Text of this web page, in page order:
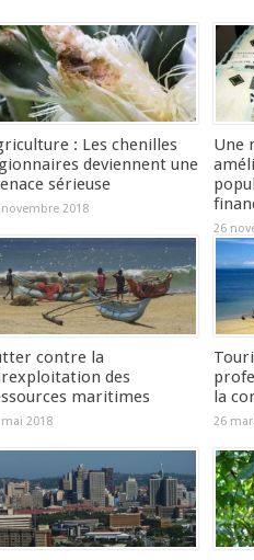
: Les chenilles
deviennent une
sérieuse
2018
Une
26
contre la
des
maritimes
2018
la
26